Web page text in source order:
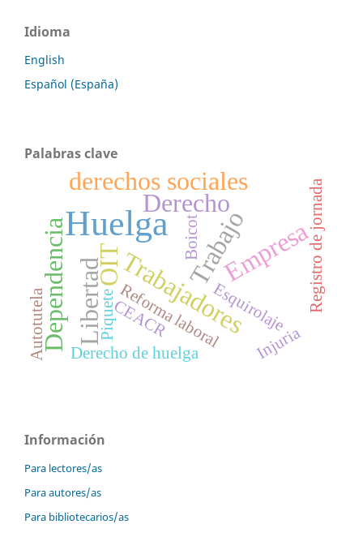
Idioma
English
Español (España)
Palabras clave
Huelga
OIT Trabajo
Trabajadores
Dependencia
Derecho
Libertad
Empresa
derechos sociales Registro de jornada
Reforma laboral
Derecho de huelga
Esquirolaje
Injuria
Boicot
Piquete
Autotutela CEACR
Información
Para lectores/as
Para autores/as
Para bibliotecarios/as